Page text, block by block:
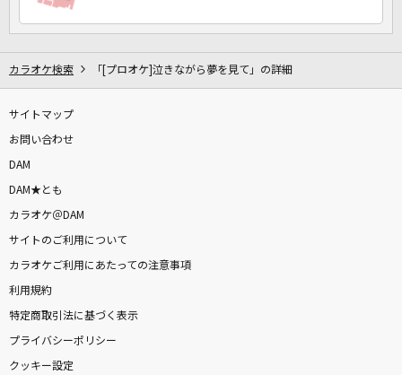
カラオケ検索 「[プロオケ]泣きながら夢を見て」の詳細
サイトマップ
お問い合わせ
DAM
DAM★とも
カラオケ＠DAM
サイトのご利用について
カラオケご利用にあたっての注意事項
利用規約
特定商取引法に基づく表示
プライバシーポリシー
クッキー設定